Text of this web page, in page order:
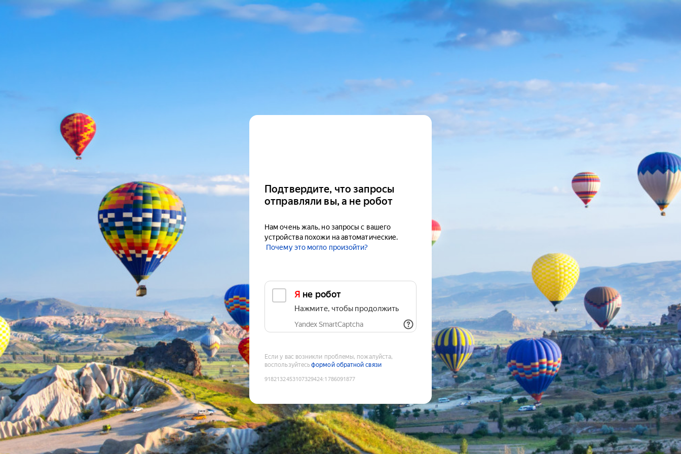
Подтвердите, что запросы
отправляли вы, а не робот
Нам очень жаль, но запросы с вашего
устройства похожи на автоматические.
Почему это могло произойти?
Я не робот
Нажмите, чтобы продолжить
Yandex SmartCaptcha
Если у вас возникли проблемы, пожалуйста,
воспользуйтесьформой обратной связи
9182132453107329424:1786091877